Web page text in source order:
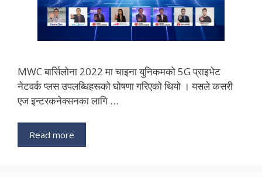
MWC बार्सिलोना 2022 मा चाइना युनिकमको 5G प्राइभेट
नेटवर्क प्लस उपलब्धिहरूको घोषणा गरिएको थियो । यसले कसरी
एज इन्टरकनेक्सनका लागि …
Read more